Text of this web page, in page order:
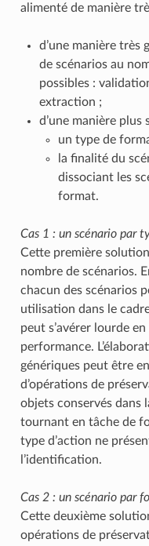
alimenté de manière
d’une manière très
de scénarios au
possibles :
extraction ;
d’une manière plus
un type de
la finalité du
dissociant les
format.
Cas 1 : un scénario par
Cette première
nombre de scénarios.
chacun des scénarios
utilisation dans le
peut s’avérer lourde
performance.
génériques peut être
d’opérations de
objets conservés dans
tournant en tâche de
type d’action ne
l’identification.
Cas 2 : un scénario par
Cette deuxième
opérations de